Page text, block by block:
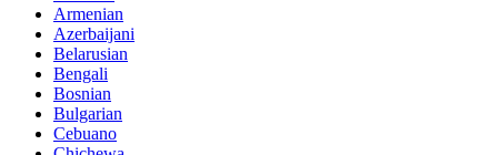
Armenian
Azerbaijani
Belarusian
Bengali
Bosnian
Bulgarian
Cebuano